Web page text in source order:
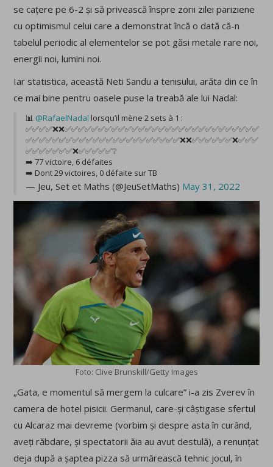
se cațere pe 6-2 și să privească înspre zorii zilei pariziene
cu optimismul celui care a demonstrat încă o dată că-n
tabelul periodic al elementelor se pot găsi metale rare noi,
energii noi, lumini noi.
Iar statistica, această Neti Sandu a tenisului, arăta din ce în
ce mai bine pentru oasele puse la treabă ale lui Nadal:
📊 @RafaelNadal lorsqu’il mène 2 sets à 1 :
✅✅✅✅❌❌✅✅✅✅✅✅✅✅✅✅✅✅✅✅✅✅✅✅✅✅✅✅✅✅✅✅✅✅✅
✅✅✅✅✅✅✅✅✅✅✅✅✅✅✅✅✅✅✅✅✅✅✅❌❌✅✅✅✅✅✅❌✅✅✅
✅✅✅✅✅✅✅❌✅✅✅✅✅❔
➡️ 77 victoire, 6 défaites
➡️ Dont 29 victoires, 0 défaite sur TB
— Jeu, Set et Maths (@JeuSetMaths) May 31, 2022
Foto: Clive Brunskill/Getty Images
„Gata, e momentul să mergem la culcare” i-a zis Zverev în
camera de hotel pisicii. Germanul, care-și câștigase sfertul
cu Alcaraz mai devreme (vorbim și despre asta în curând,
aveți răbdare, și spectatorii ăia au avut destulă), a renunțat
deja după a șaptea pizza să urmărească tehnic jocul, în